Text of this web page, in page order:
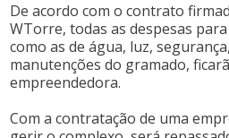
De acordo com o contrato
WTorre, todas as despesas
como as de água, luz,
manutenções do gramado,
empreendedora.
Com a contratação de uma